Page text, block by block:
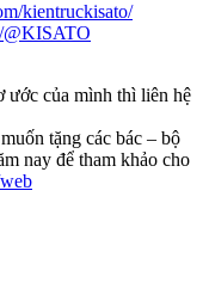
kientruckisato/
@KISATO
ước của mình thì liên hệ
tặng các bác – bộ
nay để tham khảo cho